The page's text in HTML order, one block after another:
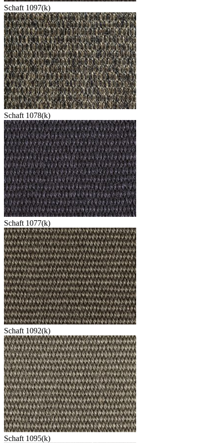
Schaft 1097(k)
Schaft 1078(k)
Schaft 1077(k)
Schaft 1092(k)
Schaft 1095(k)